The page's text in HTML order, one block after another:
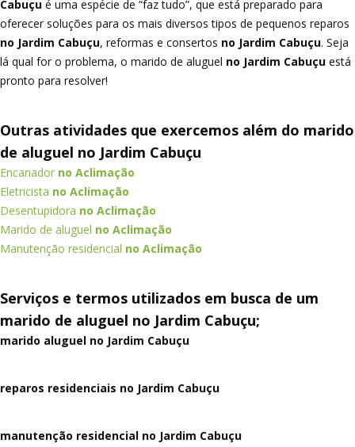
Cabuçu é uma espécie de “faz tudo”, que está preparado para
oferecer soluções para os mais diversos tipos de pequenos reparos
no Jardim Cabuçu, reformas e consertos no Jardim Cabuçu. Seja
lá qual for o problema, o marido de aluguel no Jardim Cabuçu está
pronto para resolver!
Outras atividades que exercemos além do marido
de aluguel no Jardim Cabuçu
Encanador no Aclimação
Eletricista no Aclimação
Desentupidora no Aclimação
Marido de aluguel no Aclimação
Manutenção residencial no Aclimação
Serviços e termos utilizados em busca de um
marido de aluguel no Jardim Cabuçu;
marido aluguel no Jardim Cabuçu
reparos residenciais no Jardim Cabuçu
manutenção residencial no Jardim Cabuçu